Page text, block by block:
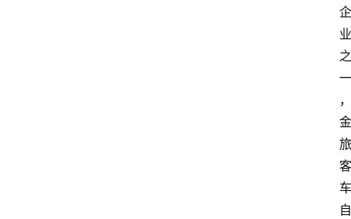
企
业
之
一
，
金
旅
客
车
自